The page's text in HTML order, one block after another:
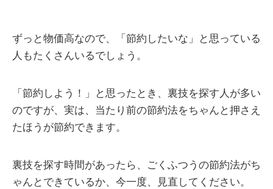
ずっと物価高なので、「節約したいな」と思っている
人もたくさんいるでしょう。
「節約しよう！」と思ったとき、裏技を探す人が多い
のですが、実は、当たり前の節約法をちゃんと押さえ
たほうが節約できます。
裏技を探す時間があったら、ごくふつうの節約法がち
ゃんとできているか、今一度、見直してください。